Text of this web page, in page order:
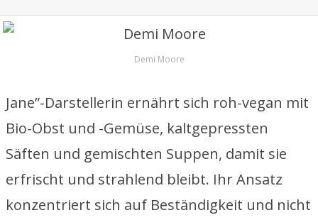
Demi Moore
Jane”-Darstellerin ernährt sich roh-vegan mit
Bio-Obst und -Gemüse, kaltgepressten
Säften und gemischten Suppen, damit sie
erfrischt und strahlend bleibt. Ihr Ansatz
konzentriert sich auf Beständigkeit und nicht